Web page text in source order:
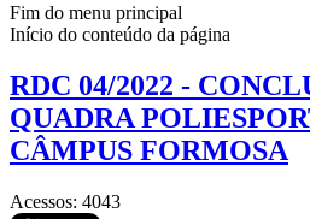
Fim do menu principal
Início do conteúdo da página
RDC 04/2022 -
QUADRA
CÂMPUS FORMOSA
Acessos: 4043